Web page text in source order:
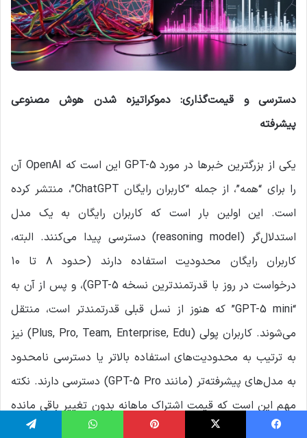
دسترسی و قیمت‌گذاری: دموکراتیزه شدن هوش مصنوعی
پیشرفته
یکی از بزرگترین خبرها در مورد GPT-5 این است که OpenAI آن
را برای “همه”، از جمله “کاربران رایگان ChatGPT”، منتشر کرده
است. این اولین بار است که کاربران رایگان به یک مدل
استدلال‌گر (reasoning model) دسترسی پیدا می‌کنند. البته،
کاربران رایگان محدودیت استفاده دارند (حدود ۸ تا ۱۰
درخواست در روز با قدرتمندترین نسخه GPT-5)، و پس از آن به
“GPT-5 mini” که هنوز از نسل قبلی قدرتمندتر است، منتقل
می‌شوند. کاربران پولی (Plus, Pro, Team, Enterprise, Edu) نیز
به ترتیب به محدودیت‌های استفاده بالاتر یا دسترسی نامحدود
به مدل‌های پیشرفته‌تر (مانند GPT-5 Pro) دسترسی دارند. نکته
مهم این است که قیمت اشتراک ماهانه بدون تغییر باقی مانده
است. علاوه بر این، OpenAI سه نسخه مختلف از این مدل را